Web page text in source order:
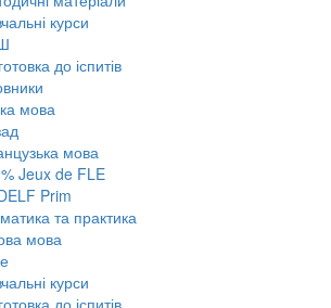
курси
до іспитів
мова
мова
Jeux de FLE
Prim
та практика
мова
курси
до іспитів